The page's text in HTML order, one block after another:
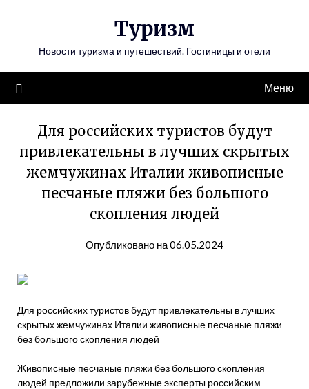
Туризм
Новости туризма и путешествий. Гостиницы и отели
Меню
Для российских туристов будут
привлекательны в лучших скрытых
жемчужинах Италии живописные
песчаные пляжи без большого
скопления людей
Опубликовано на 06.05.2024
Для российских туристов будут привлекательны в лучших
скрытых жемчужинах Италии живописные песчаные пляжи
без большого скопления людей
Живописные песчаные пляжи без большого скопления
людей предложили зарубежные эксперты российским